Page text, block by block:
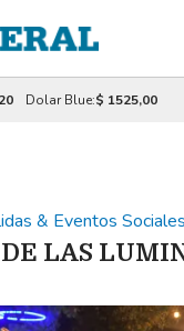
Dolar Blue:$ 1525,00
& Eventos Sociales
LAS